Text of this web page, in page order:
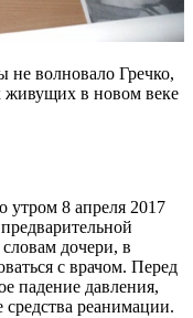
не волновало Гречко,
живущих в новом веке
утром 8 апреля 2017
дочери, в
с врачом. Перед
падение давления,
средства реанимации.